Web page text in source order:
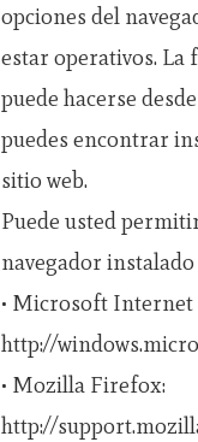
opciones del
estar operativos. La
puede hacerse
puedes encontrar
sitio web.
Puede usted
navegador
• Microsoft
http://
• Mozilla Firefox:
http://